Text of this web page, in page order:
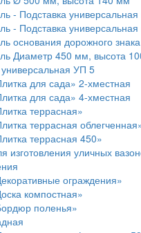
- Подставка
- Подставка
основания дорожного
Диаметр 450 мм, высота
универсальная УП 5
для сада» 2-хместная
для сада» 4-хместная
террасная»
террасная
террасная 450»
изготовления уличных
ограждения»
компостная»
поленья»